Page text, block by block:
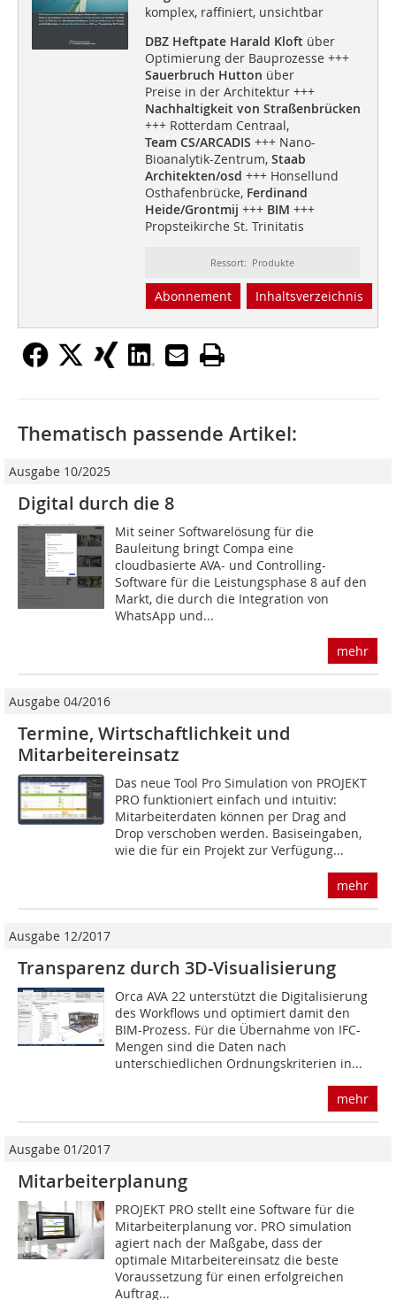
komplex, raffiniert, unsichtbar
DBZ Heftpate Harald Kloft über
Optimierung der Bauprozesse +++
Sauerbruch Hutton über
Preise in der Architektur +++
Nachhaltigkeit von Straßenbrücken
+++ Rotterdam Centraal,
Team CS/ARCADIS +++ Nano-
Bioanalytik-Zentrum,Staab
Architekten/osd +++ Honsellund
Osthafenbrücke, Ferdinand
Heide/Grontmij +++ BIM +++
Propsteikirche St. Trinitatis
Ressort: Produkte
Abonnement Inhaltsverzeichnis
Thematisch passende Artikel:
Ausgabe 10/2025
Digital durch die 8
Mit seiner Softwarelösung für die
Bauleitung bringt Compa eine
cloudbasierte AVA- und Controlling-
Software für die Leistungsphase 8 auf den
Markt, die durch die Integration von
WhatsApp und...
mehr
Ausgabe 04/2016
Termine, Wirtschaftlichkeit und
Mitarbeitereinsatz
Das neue Tool Pro Simulation von PROJEKT
PRO funktioniert einfach und intuitiv:
Mitarbeiterdaten können per Drag and
Drop verschoben werden. Basiseingaben,
wie die für ein Projekt zur Verfügung...
mehr
Ausgabe 12/2017
Transparenz durch 3D-Visualisierung
Orca AVA 22 unterstützt die Digitalisierung
des Workflows und optimiert damit den
BIM-Prozess. Für die Übernahme von IFC-
Mengen sind die Daten nach
unterschiedlichen Ordnungskriterien in...
mehr
Ausgabe 01/2017
Mitarbeiterplanung
PROJEKT PRO stellt eine Software für die
Mitarbeiterplanung vor. PRO simulation
agiert nach der Maßgabe, dass der
optimale Mitarbeitereinsatz die beste
Voraussetzung für einen erfolgreichen
Auftrag...